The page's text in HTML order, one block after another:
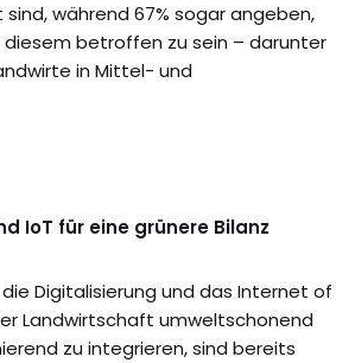
während 67% sogar angeben,
betroffen zu sein – darunter
in Mittel- und
IoT für eine grünere Bilanz
Digitalisierung und das Internet of
Landwirtschaft umweltschonend
zu integrieren, sind bereits